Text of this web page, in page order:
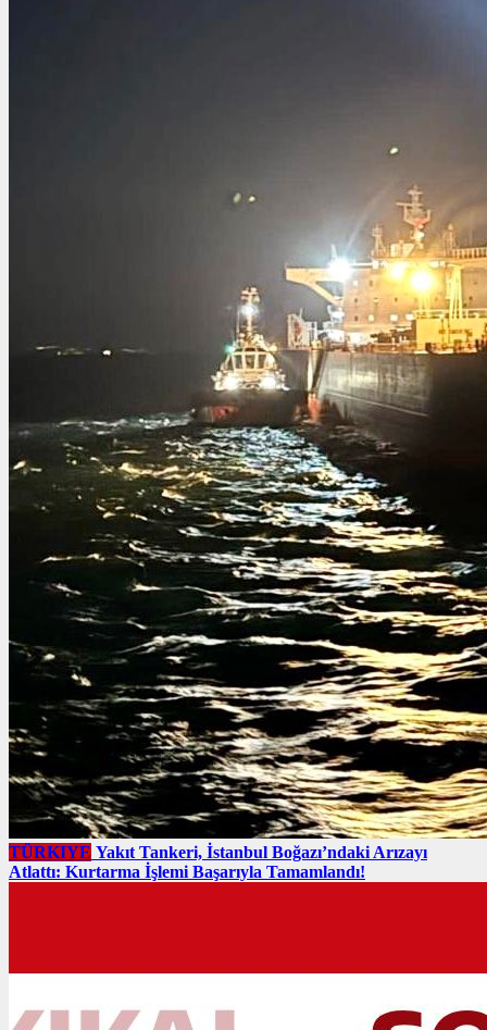
TÜRKIYE Yakıt Tankeri, İstanbul Boğazı’ndaki Arızayı
Atlattı: Kurtarma İşlemi Başarıyla Tamamlandı!